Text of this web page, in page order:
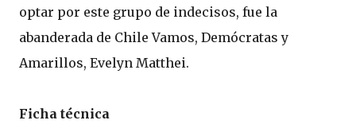
optar por este grupo de indecisos, fue la
abanderada de Chile Vamos, Demócratas y
Amarillos, Evelyn Matthei.
Ficha técnica